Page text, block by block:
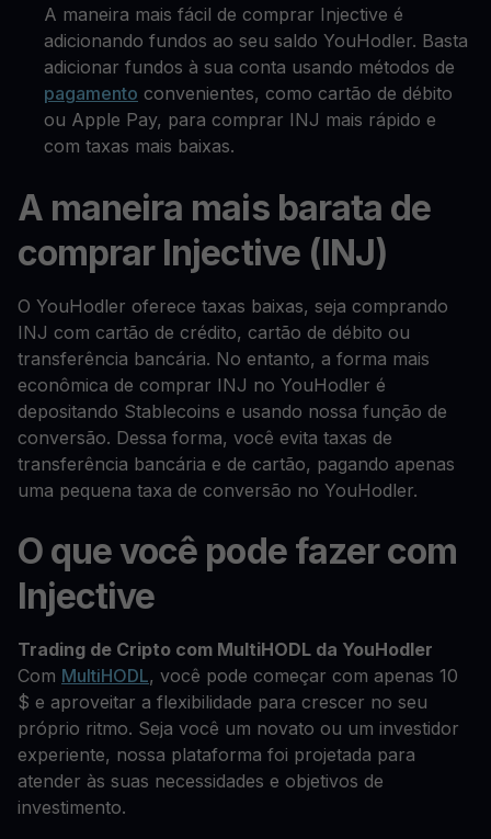
A maneira mais fácil de comprar Injective é
adicionando fundos ao seu saldo YouHodler. Basta
adicionar fundos à sua conta usando métodos de
pagamento convenientes, como cartão de débito
ou Apple Pay, para comprar INJ mais rápido e
com taxas mais baixas.
A maneira mais barata de
comprar Injective (INJ)
O YouHodler oferece taxas baixas, seja comprando
INJ com cartão de crédito, cartão de débito ou
transferência bancária. No entanto, a forma mais
econômica de comprar INJ no YouHodler é
depositando Stablecoins e usando nossa função de
conversão. Dessa forma, você evita taxas de
transferência bancária e de cartão, pagando apenas
uma pequena taxa de conversão no YouHodler.
O que você pode fazer com
Injective
Trading de Cripto com MultiHODL da YouHodler
Com MultiHODL, você pode começar com apenas 10
$ e aproveitar a flexibilidade para crescer no seu
próprio ritmo. Seja você um novato ou um investidor
experiente, nossa plataforma foi projetada para
atender às suas necessidades e objetivos de
investimento.